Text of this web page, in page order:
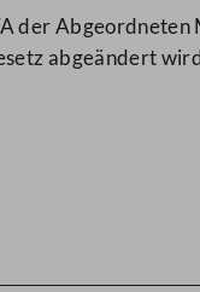
der Abgeordneten
abgeändert